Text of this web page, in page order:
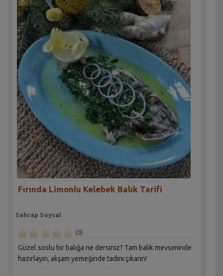
Fırında Limonlu Kelebek Balık Tarifi
Sahrap Soysal
(0)
Güzel soslu bir balığa ne dersiniz? Tam balık mevsiminde
hazırlayın, akşam yemeğinde tadını çıkarın!